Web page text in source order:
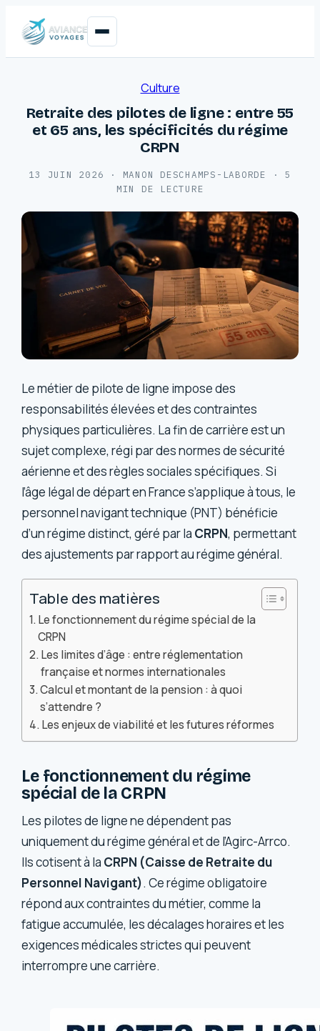
Culture
Retraite des pilotes de ligne : entre 55
et 65 ans, les spécificités du régime
CRPN
13 JUIN 2026 · MANON DESCHAMPS-LABORDE ·
5
MIN DE LECTURE
Le métier de pilote de ligne impose des
responsabilités élevées et des contraintes
physiques particulières. La fin de carrière est un
sujet complexe, régi par des normes de sécurité
aérienne et des règles sociales spécifiques. Si
l’âge légal de départ en France s’applique à tous, le
personnel navigant technique (PNT) bénéficie
d’un régime distinct, géré par la CRPN, permettant
des ajustements par rapport au régime général.
Table des matières
Le fonctionnement du régime spécial de la
CRPN
Les limites d’âge : entre réglementation
française et normes internationales
Calcul et montant de la pension : à quoi
s’attendre ?
Les enjeux de viabilité et les futures réformes
Le fonctionnement du régime
spécial de la CRPN
Les pilotes de ligne ne dépendent pas
uniquement du régime général et de l’Agirc-Arrco.
Ils cotisent à la CRPN (Caisse de Retraite du
Personnel Navigant). Ce régime obligatoire
répond aux contraintes du métier, comme la
fatigue accumulée, les décalages horaires et les
exigences médicales strictes qui peuvent
interrompre une carrière.